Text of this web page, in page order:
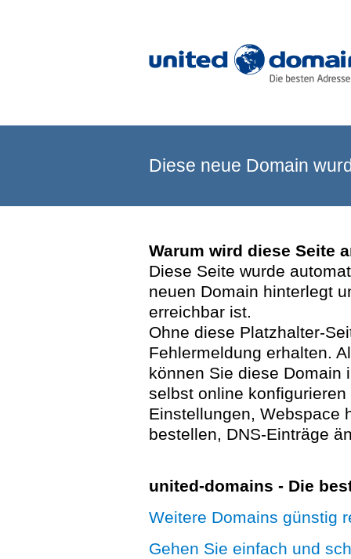
Diese neue Domain
Warum wird diese Seite
Diese Seite wurde
neuen Domain hinterlegt
erreichbar ist.
Ohne diese Platzhalter-
Fehlermeldung erhalten.
können Sie diese Domain
selbst online
Einstellungen, Webspace
bestellen, DNS-Einträge
united-domains - Die
Weitere Domains günstig
Gehen Sie einfach und